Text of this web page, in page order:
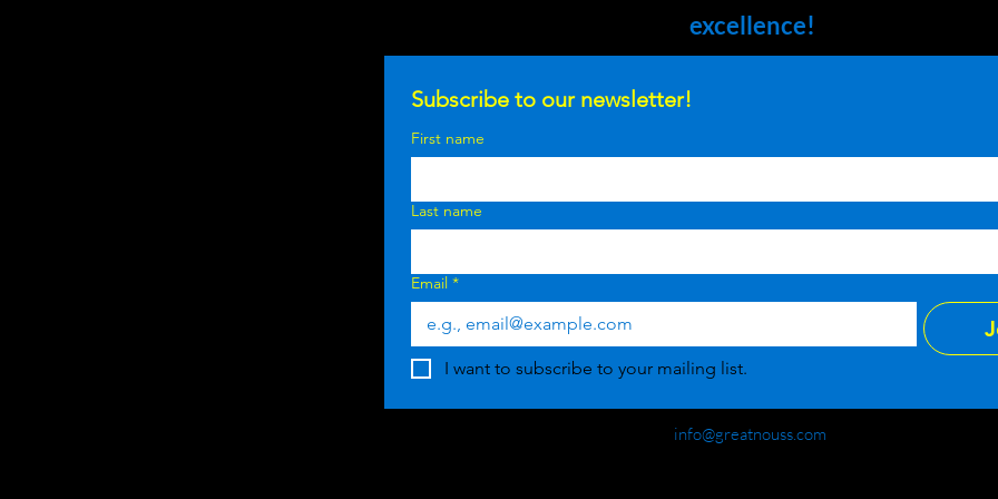
excellence!
Subscribe to our newsletter!
First name
Last name
Email *
I want to subscribe to your mailing list.
info@greatnouss.com